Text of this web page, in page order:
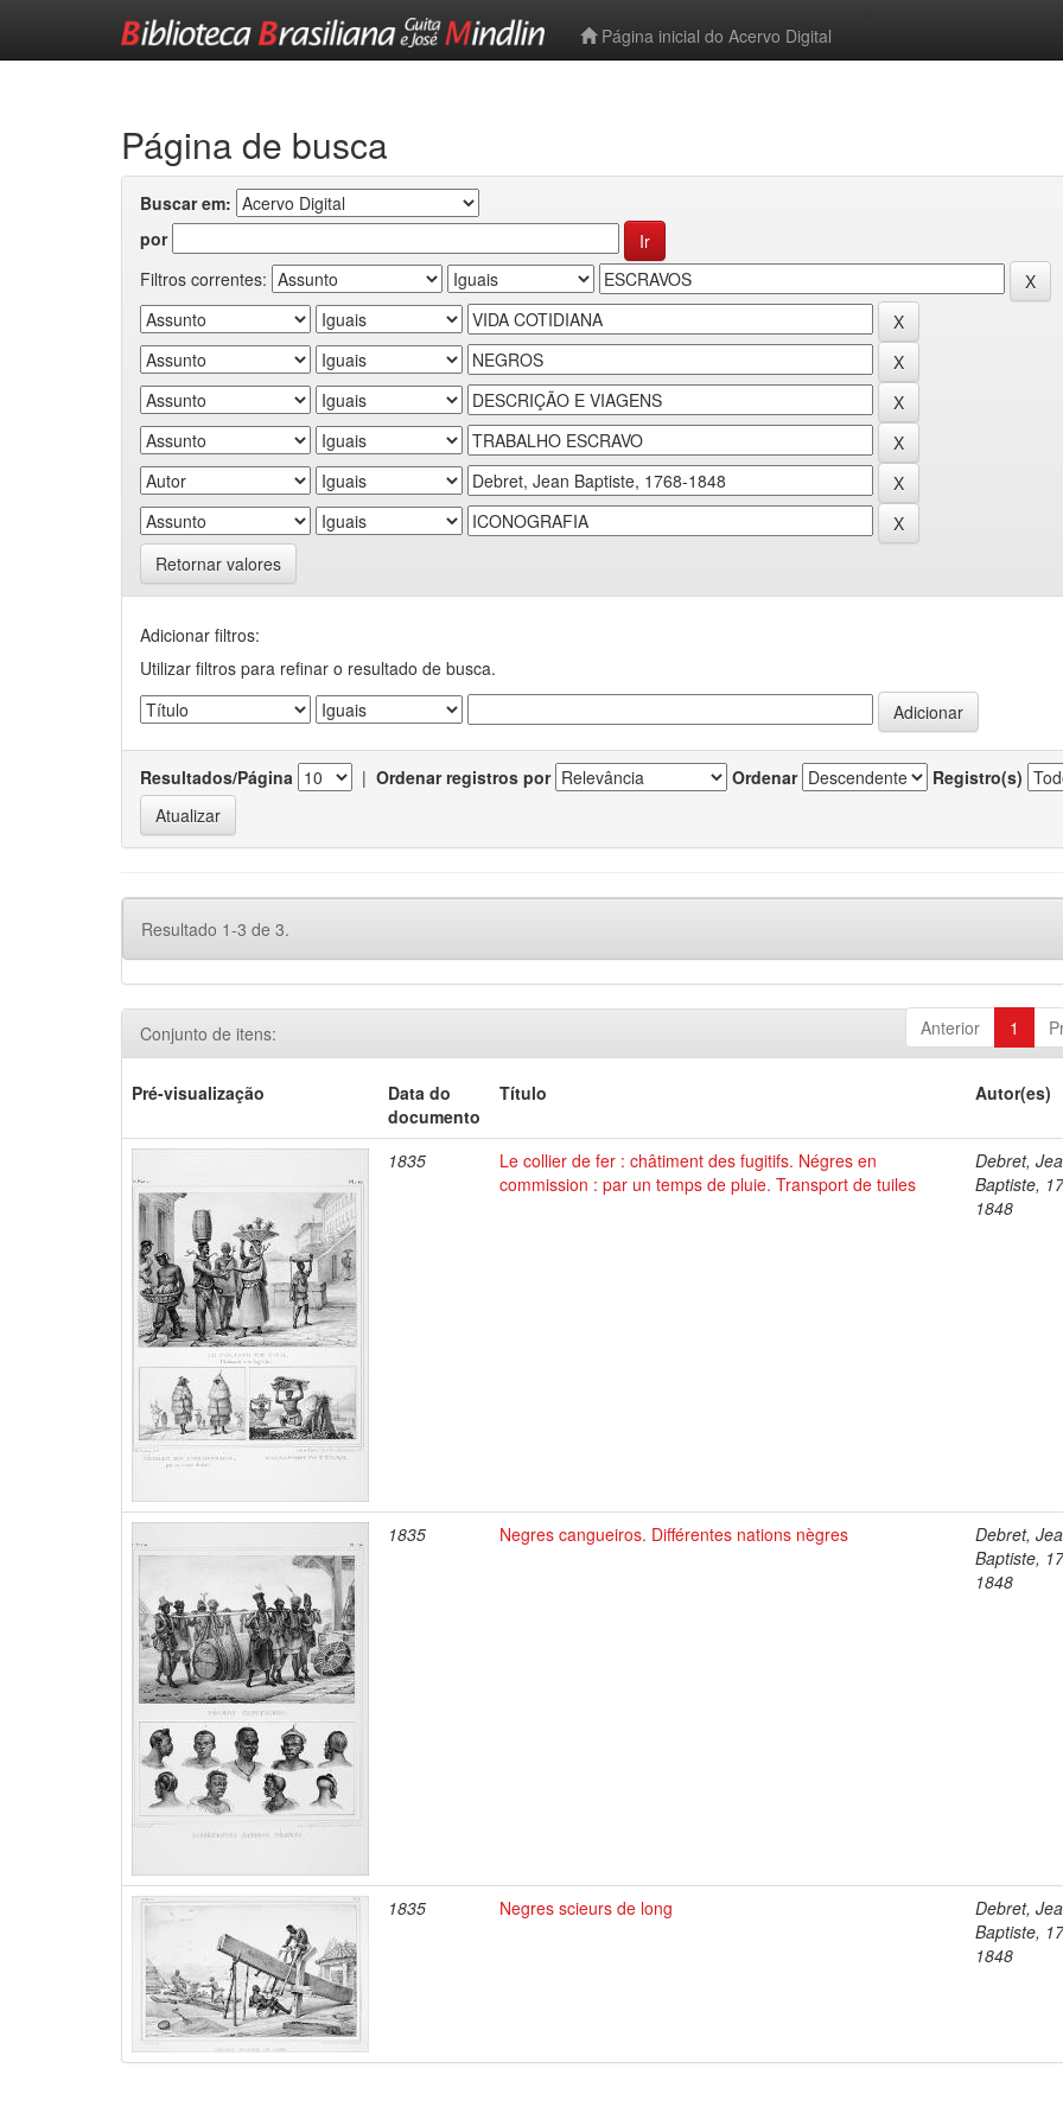
Página inicial do Acervo Digital
Página de busca
Buscar em:
por
Filtros correntes:
Retornar valores
Adicionar filtros:
Utilizar filtros para refinar o resultado de busca.
Resultados/Página | Ordenar registros por Ordenar Registro(s)
Resultado 1-3 de 3.
Anterior 1
Conjunto de itens:
Pré-visualização
Data do
documento
Título Autor(es)
1835
Le collier de fer : châtiment des fugitifs. Négres en
commission : par un temps de pluie. Transport de tuiles
Debret,
Baptiste,
1848
1835 Negres cangueiros. Différentes nations nègres
Debret,
Baptiste,
1848
1835 Negres scieurs de long
Debret,
Baptiste,
1848